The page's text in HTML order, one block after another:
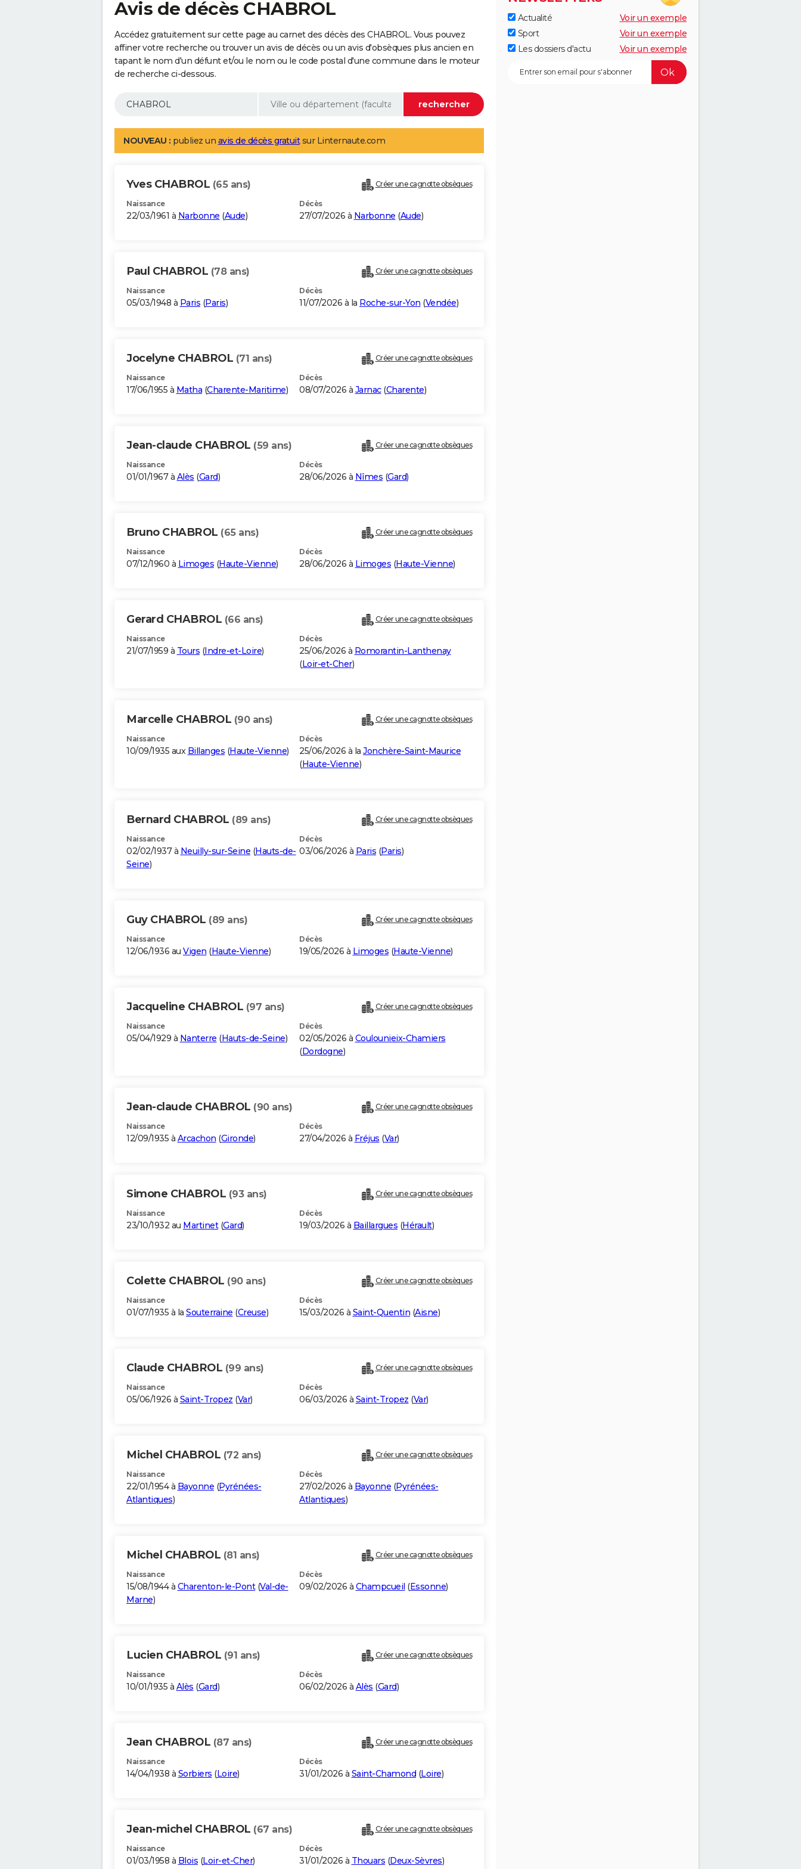
Avis de décès CHABROL
Accédez gratuitement sur cette page au carnet des décès des CHABROL. Vous pouvez
affiner votre recherche ou trouver un avis de décès ou un avis d'obsèques plus ancien en
tapant le nom d'un défunt et/ou le nom ou le code postal d'une commune dans le moteur
de recherche ci-dessous.
NOUVEAU : publiez un avis de décès gratuitsur Linternaute.com
Yves CHABROL (65 ans) Créer une cagnotte obsèques
Naissance
22/03/1961 à Narbonne (Aude)
Décès
27/07/2026 à Narbonne (Aude)
Paul CHABROL (78 ans) Créer une cagnotte obsèques
Naissance
05/03/1948 à Paris (Paris)
Décès
11/07/2026 à la Roche-sur-Yon (Vendée)
Jocelyne CHABROL (71 ans) Créer une cagnotte obsèques
Naissance
17/06/1955 à Matha (Charente-Maritime)
Décès
08/07/2026 à Jarnac(Charente)
Jean-claude CHABROL (59 ans) Créer une cagnotte obsèques
Naissance
01/01/1967 à Alès (Gard)
Décès
28/06/2026 à Nîmes (Gard)
Bruno CHABROL (65 ans) Créer une cagnotte obsèques
Naissance
07/12/1960 à Limoges (Haute-Vienne)
Décès
28/06/2026 à Limoges (Haute-Vienne)
Gerard CHABROL (66 ans) Créer une cagnotte obsèques
Naissance
21/07/1959 à Tours (Indre-et-Loire)
Décès
25/06/2026 à Romorantin-Lanthenay
(Loir-et-Cher)
Marcelle CHABROL (90 ans) Créer une cagnotte obsèques
Naissance
10/09/1935 aux Billanges (Haute-Vienne)
Décès
25/06/2026 à la Jonchère-Saint-Maurice
(Haute-Vienne)
Bernard CHABROL (89 ans) Créer une cagnotte obsèques
Naissance
02/02/1937 à Neuilly-sur-Seine (Hauts-de-
Seine)
Décès
03/06/2026 à Paris (Paris)
Guy CHABROL (89 ans) Créer une cagnotte obsèques
Naissance
12/06/1936 au Vigen (Haute-Vienne)
Décès
19/05/2026 à Limoges (Haute-Vienne)
Jacqueline CHABROL (97 ans) Créer une cagnotte obsèques
Naissance
05/04/1929 à Nanterre (Hauts-de-Seine)
Décès
02/05/2026 à Coulounieix-Chamiers
(Dordogne)
Jean-claude CHABROL (90 ans) Créer une cagnotte obsèques
Naissance
12/09/1935 à Arcachon (Gironde)
Décès
27/04/2026 à Fréjus (Var)
Simone CHABROL (93 ans) Créer une cagnotte obsèques
Naissance
23/10/1932 au Martinet(Gard)
Décès
19/03/2026 à Baillargues (Hérault)
Colette CHABROL (90 ans) Créer une cagnotte obsèques
Naissance
01/07/1935 à la Souterraine (Creuse)
Décès
15/03/2026 à Saint-Quentin (Aisne)
Claude CHABROL (99 ans) Créer une cagnotte obsèques
Naissance
05/06/1926 à Saint-Tropez (Var)
Décès
06/03/2026 à Saint-Tropez (Var)
Michel CHABROL (72 ans) Créer une cagnotte obsèques
Naissance
22/01/1954 à Bayonne (Pyrénées-
Atlantiques)
Décès
27/02/2026 à Bayonne (Pyrénées-
Atlantiques)
Michel CHABROL (81 ans) Créer une cagnotte obsèques
Naissance
15/08/1944 à Charenton-le-Pont(Val-de-
Marne)
Décès
09/02/2026 à Champcueil (Essonne)
Lucien CHABROL (91 ans) Créer une cagnotte obsèques
Naissance
10/01/1935 à Alès (Gard)
Décès
06/02/2026 à Alès (Gard)
Jean CHABROL (87 ans) Créer une cagnotte obsèques
Naissance
14/04/1938 à Sorbiers (Loire)
Décès
31/01/2026 à Saint-Chamond (Loire)
Jean-michel CHABROL (67 ans) Créer une cagnotte obsèques
Naissance
01/03/1958 à Blois (Loir-et-Cher)
Décès
31/01/2026 à Thouars (Deux-Sèvres)
Actualité
Voir un exemple
Sport
Voir un exemple
Les dossiers d'actu
Voir un exemple